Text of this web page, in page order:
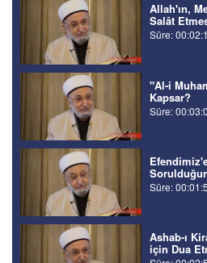
Allah'ın,
Salât
Süre:
"Al-i
Kapsar?
Süre:
Süre:
Ashab-ı
için Dua